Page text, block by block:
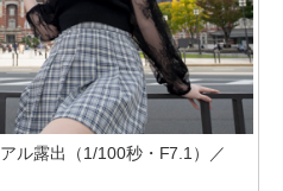
ル露出（1/100秒・F7.1）／